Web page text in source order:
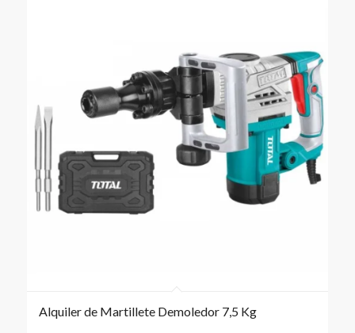
Alquiler de Martillete Demoledor 7,5 Kg